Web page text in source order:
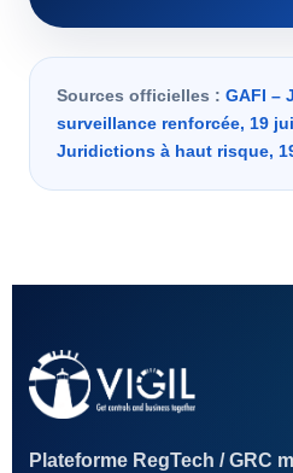
Sources officielles : GAFI –
surveillance renforcée, 19
Juridictions à haut risque,
Plateforme RegTech / GRC